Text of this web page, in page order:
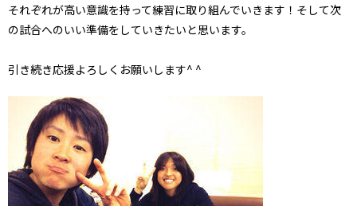
それぞれが高い意識を持って練習に取り組んでいきます！そして次
の試合へのいい準備をしていきたいと思います。
引き続き応援よろしくお願いします^ ^